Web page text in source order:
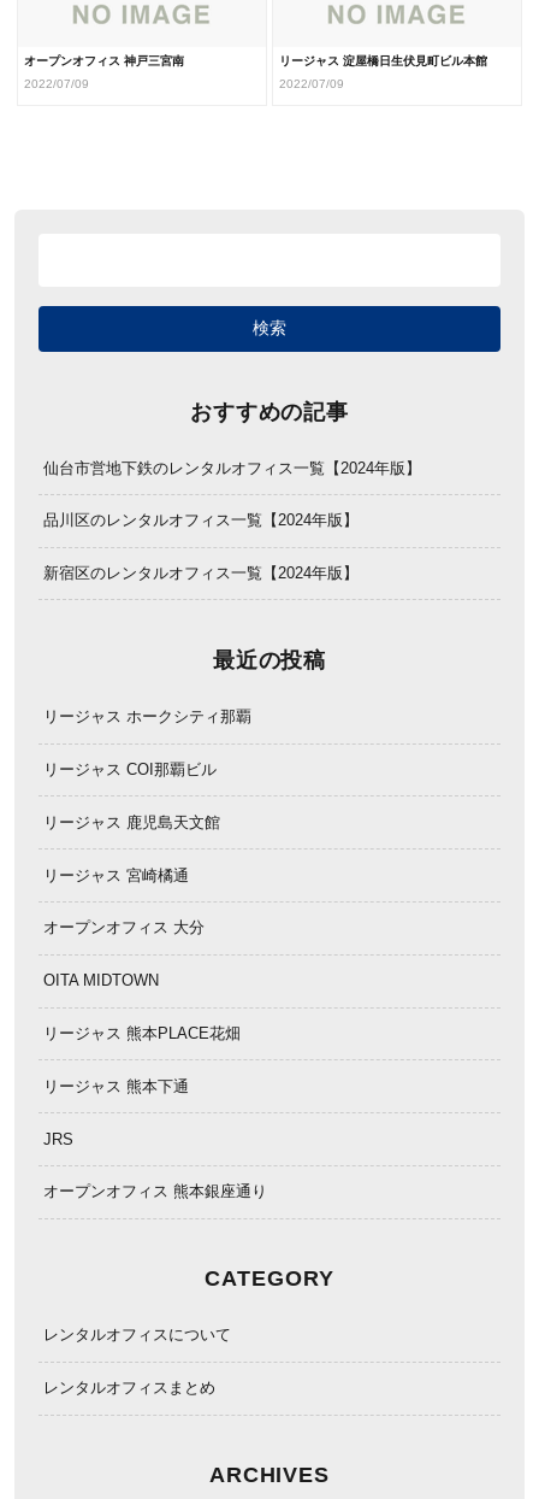
オープンオフィス 神戸三宮南
2022/07/09
リージャス 淀屋橋日生伏見町ビル本館
2022/07/09
おすすめの記事
仙台市営地下鉄のレンタルオフィス一覧【2024年版】
品川区のレンタルオフィス一覧【2024年版】
新宿区のレンタルオフィス一覧【2024年版】
最近の投稿
リージャス ホークシティ那覇
リージャス COI那覇ビル
リージャス 鹿児島天文館
リージャス 宮崎橘通
オープンオフィス 大分
OITA MIDTOWN
リージャス 熊本PLACE花畑
リージャス 熊本下通
JRS
オープンオフィス 熊本銀座通り
CATEGORY
レンタルオフィスについて
レンタルオフィスまとめ
ARCHIVES